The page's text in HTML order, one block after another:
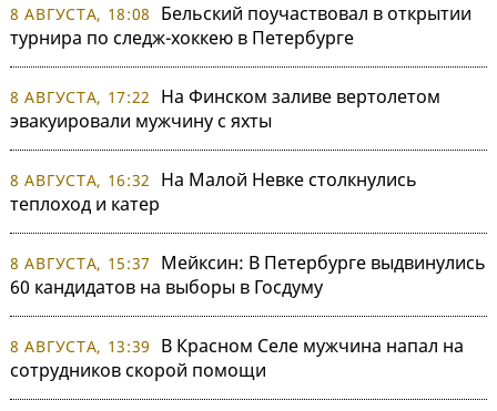
8 АВГУСТА, 18:08
Бельский поучаствовал в открытии
турнира по следж-хоккею в Петербурге
8 АВГУСТА, 17:22
На Финском заливе вертолетом
эвакуировали мужчину с яхты
8 АВГУСТА, 16:32
На Малой Невке столкнулись
теплоход и катер
8 АВГУСТА, 15:37
Мейксин: В Петербурге выдвинулись
60 кандидатов на выборы в Госдуму
8 АВГУСТА, 13:39
В Красном Селе мужчина напал на
сотрудников скорой помощи